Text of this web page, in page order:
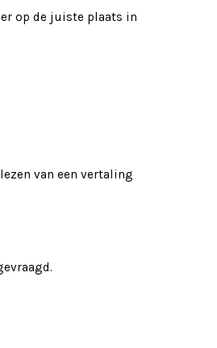
op de juiste plaats in
van een vertaling